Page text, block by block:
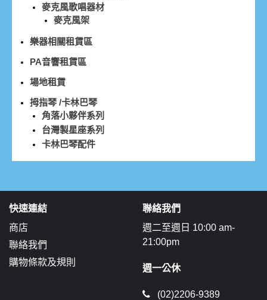
麥克風歌唱器材
麥克風架
樂器相關租賃區
PA音響租賃區
場地租賃
拇指琴 /卡林巴琴
角落小夥伴系列
台灣製星座系列
卡林巴琴配件
快速連結
商店
聯絡我們
購物條款及規則
聯絡我們
週二至週日 10:00 am-
21:00pm
週一公休
(02)2206-9389